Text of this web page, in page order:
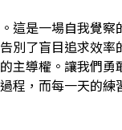
這是一場自我覺察
別了盲目追求效率
主導權。讓我們勇
程，而每一天的練